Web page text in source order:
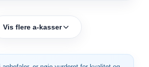
Vis flere a-kasser